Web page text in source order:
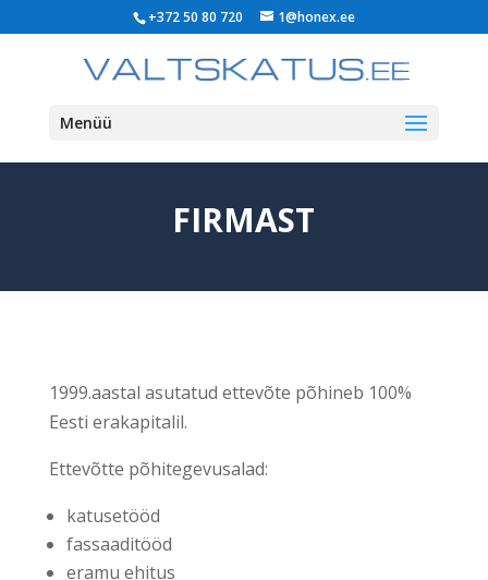
+372 50 80 720 1@honex.ee
Menüü
FIRMAST
1999.aastal asutatud ettevõte põhineb 100%
Eesti erakapitalil.
Ettevõtte põhitegevusalad:
katusetööd
fassaaditööd
eramu ehitus